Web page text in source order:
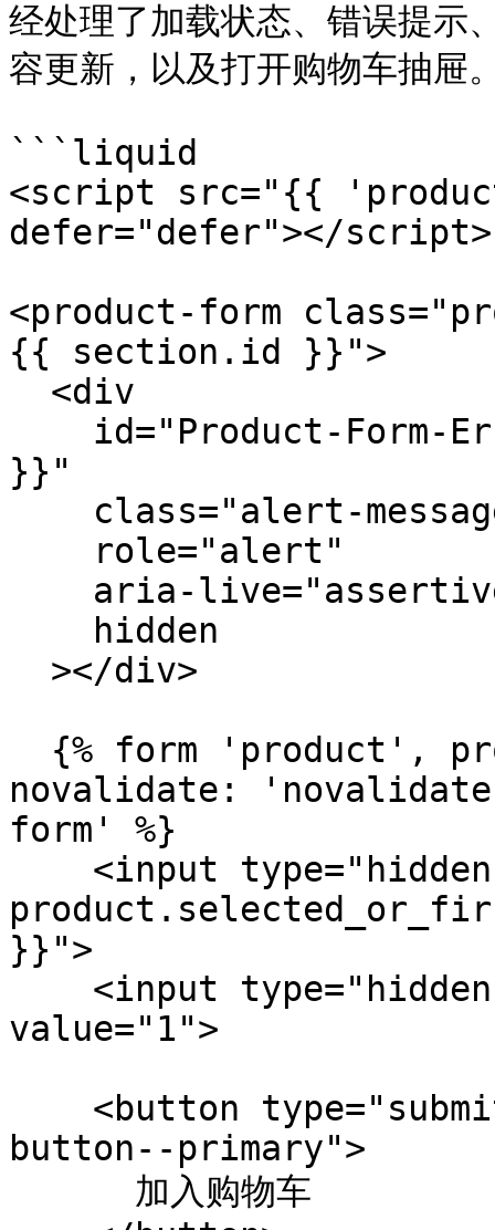
经处理了加载状态、错误提示
容更新，以及打开购物车抽屉
```liquid
<script src="{{
defer="defer"></script>
<product-form
{{ section.id }}">
}}"
novalidate:
form' %}
}}">
value="1">
button--primary">